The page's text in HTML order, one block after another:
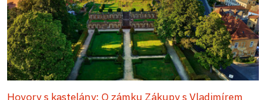
Hovory s kastelány: O zámku Zákupy s Vladimírem